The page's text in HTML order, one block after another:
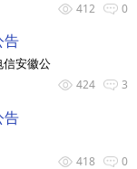
0
412
告
信安徽公
3
424
告
0
418